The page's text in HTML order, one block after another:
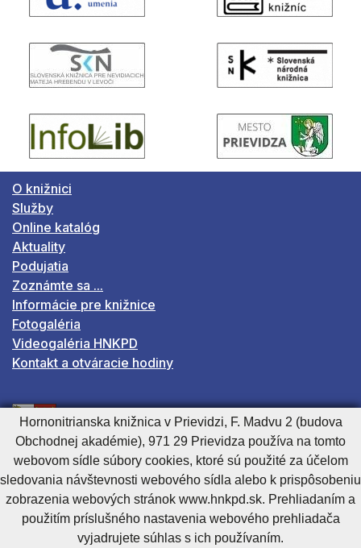
O knižnici
Služby
Online katalóg
Aktuality
Podujatia
Zoznámte sa ...
Informácie pre knižnice
Fotogaléria
Videogaléria HNKPD
Kontakt a otváracie hodiny
Organizácia je v zriaďovateľskej pôsobnosti
Trenčianskeho samosprávneho kraja
Adresa:
F. Madvu 2
Hornonitrianska knižnica v Prievidzi, F. Madvu 2 (budova
Obchodnej akadémie), 971 29 Prievidza používa na tomto
webovom sídle súbory cookies, ktoré sú použité za účelom
sledovania návštevnosti webového sídla alebo k prispôsobeniu
zobrazenia webových stránok www.hnkpd.sk. Prehliadaním a
použitím príslušného nastavenia webového prehliadača
vyjadrujete súhlas s ich používaním.